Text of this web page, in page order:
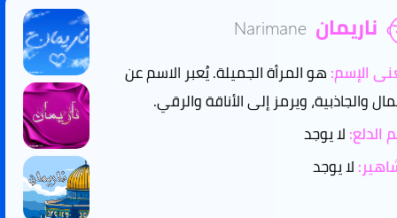
ناريمان Narimane
الإسم:هو المرأة الجميلة. يُعبر الاسم عن
والجاذبية، ويرمز إلى الأناقة والرقي.
الدلع:لا يوجد
لا يوجد